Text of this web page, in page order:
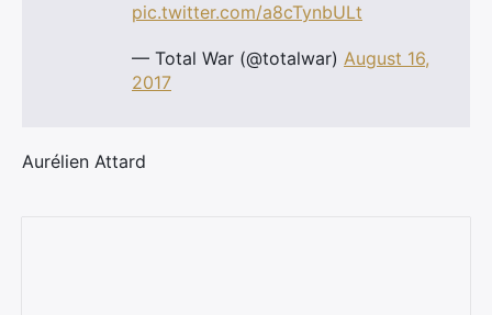
pic.twitter.com/a8cTynbULt
— Total War (@totalwar) August 16,
2017
Aurélien Attard